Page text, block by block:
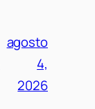
agosto
4,
2026